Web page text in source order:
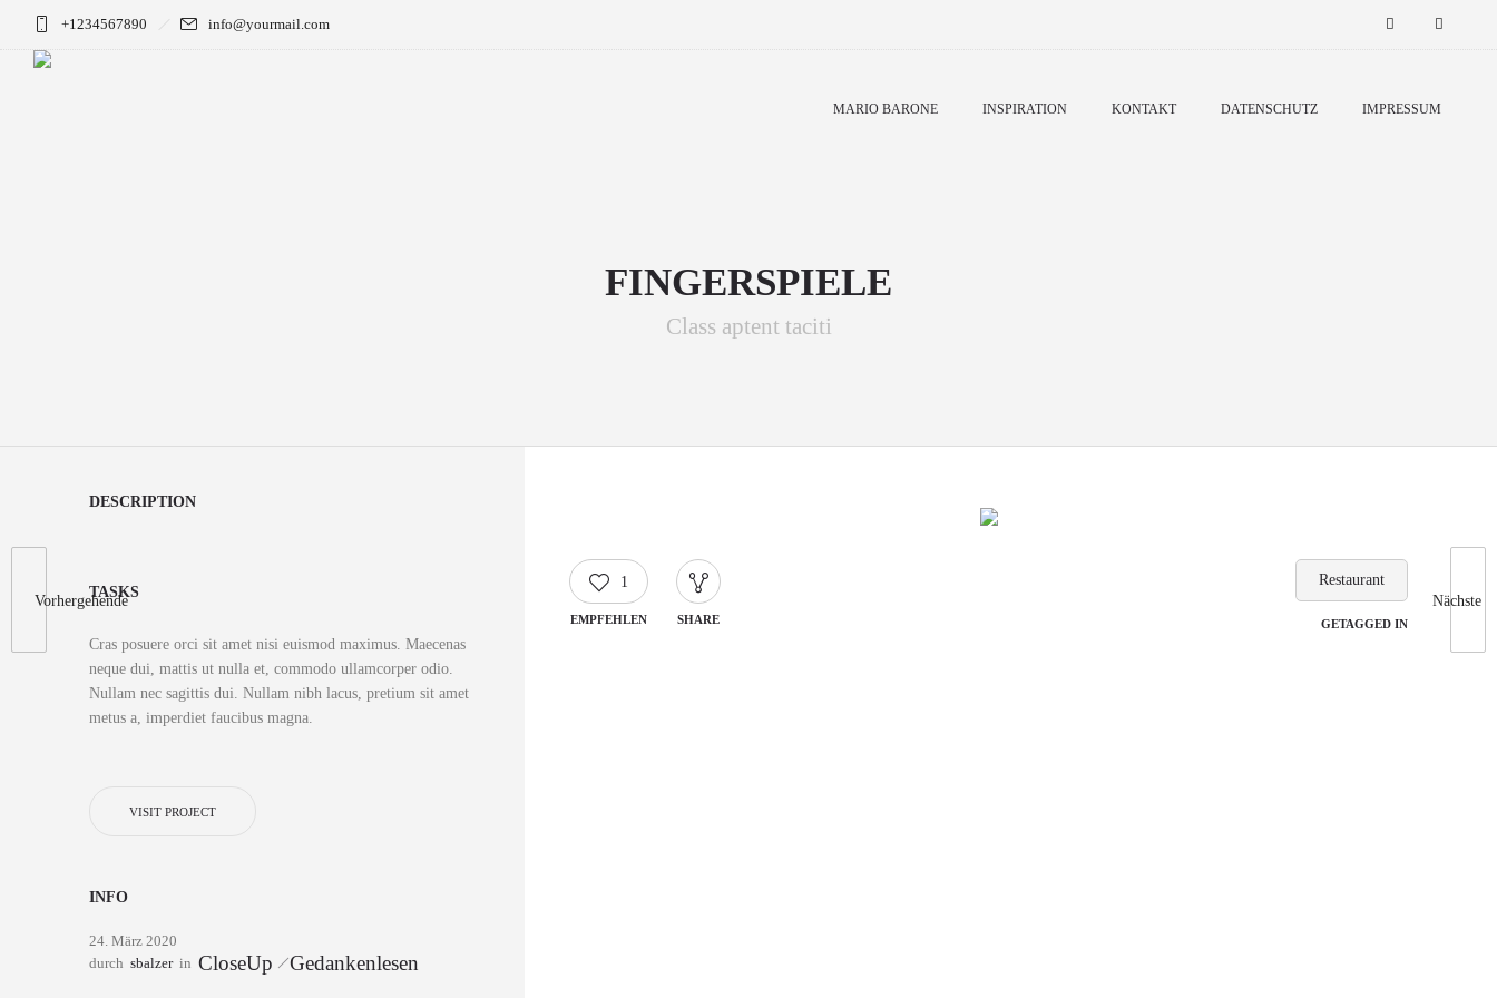
+1234567890 info@yourmail.com
MARIO BARONE INSPIRATION KONTAKT DATENSCHUTZ IMPRESSUM
FINGERSPIELE
Class aptent taciti
Vorhergehende Nächste
1
EMPFEHLEN SHARE
Restaurant
GETAGGED IN
DESCRIPTION
TASKS
Cras posuere orci sit amet nisi euismod maximus. Maecenas
neque dui, mattis ut nulla et, commodo ullamcorper odio.
Nullam nec sagittis dui. Nullam nibh lacus, pretium sit amet
metus a, imperdiet faucibus magna.
VISIT PROJECT
INFO
24. März 2020
durch sbalzer in CloseUp Gedankenlesen